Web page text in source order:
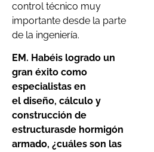
control técnico muy
importante desde la parte
de la ingeniería.
EM. Habéis logrado un
gran éxito como
especialistas en
el diseño, cálculo y
construcción de
estructurasde hormigón
armado, ¿cuáles son las